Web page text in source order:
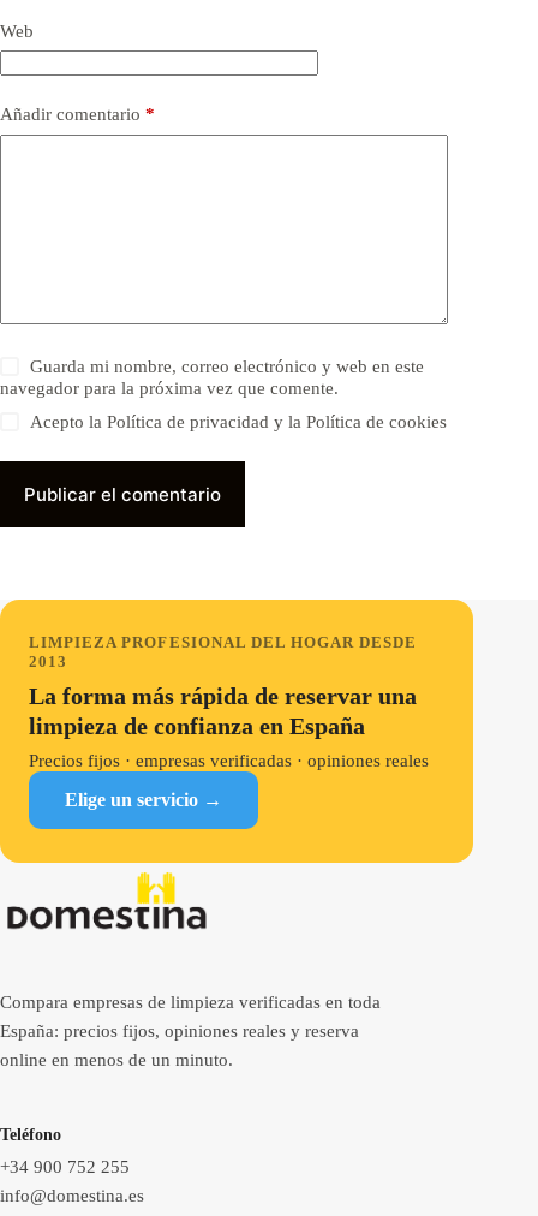
Web
Añadir comentario *
Guarda mi nombre, correo electrónico y web en este
navegador para la próxima vez que comente.
Acepto la Política de privacidad y la Política de cookies
Publicar el comentario
LIMPIEZA PROFESIONAL DEL HOGAR DESDE
2013
La forma más rápida de reservar una
limpieza de confianza en España
Precios fijos · empresas verificadas · opiniones reales
Elige un servicio →
Compara empresas de limpieza verificadas en toda
España: precios fijos, opiniones reales y reserva
online en menos de un minuto.
Teléfono
+34 900 752 255
info@domestina.es